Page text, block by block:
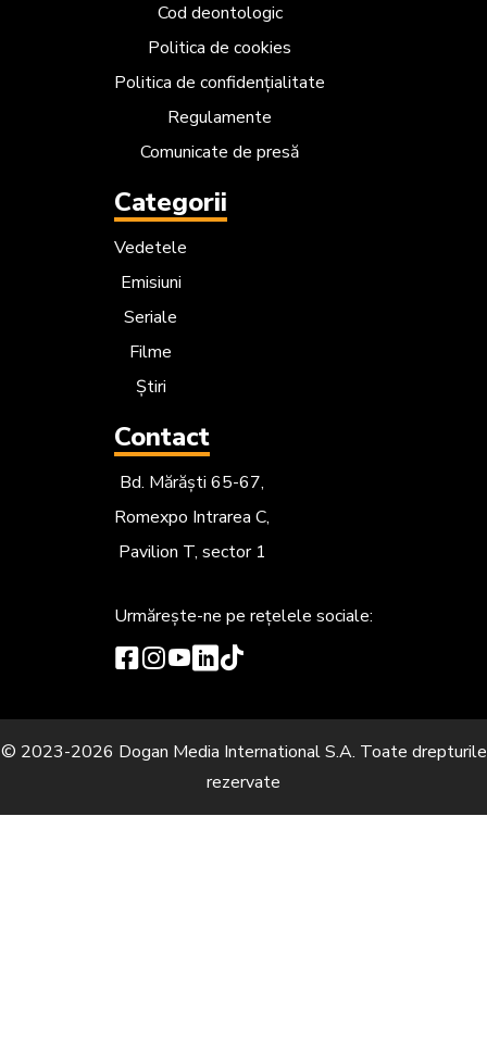
Cod deontologic
Politica de cookies
Politica de confidențialitate
Regulamente
Comunicate de presă
Categorii
Vedetele
Emisiuni
Seriale
Filme
Știri
Contact
Bd. Mărăști 65-67,
Romexpo Intrarea C,
Pavilion T, sector 1
Urmărește-ne pe rețelele sociale:
© 2023-2026 Dogan Media International S.A. Toate drepturile
rezervate